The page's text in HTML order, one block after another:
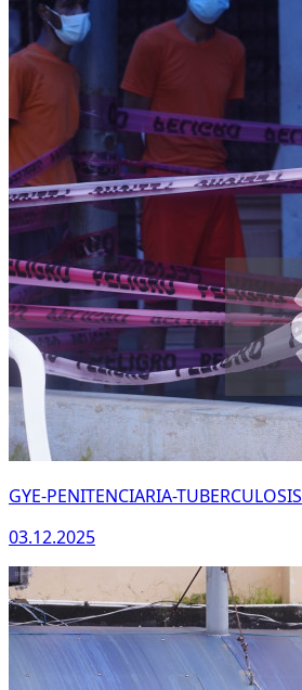
GYE-PENITENCIARIA-TUBERCULOSIS
03.12.2025